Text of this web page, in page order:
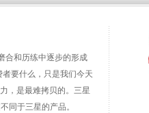
和历练中逐步的形成
要什么，只是我们今天
，是最难拷贝的。三星
同于三星的产品。